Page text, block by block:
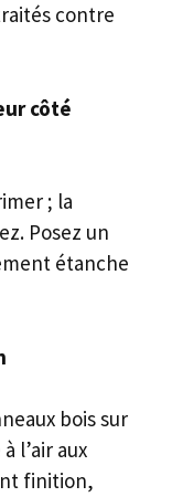
contre
côté
; la
Posez un
étanche
bois sur
l’air aux
finition,